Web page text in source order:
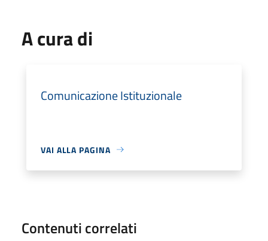
A cura di
Comunicazione Istituzionale
VAI ALLA PAGINA
Contenuti correlati